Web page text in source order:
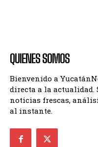
QUIENES SOMOS
Bienvenido a
directa a la actualidad.
noticias frescas,
al instante.